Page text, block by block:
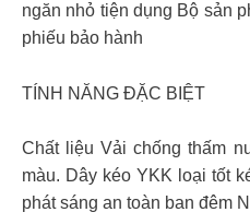
ngăn nhỏ tiện dụng Bộ sản
phiếu bảo hành
TÍNH NĂNG ĐẶC BIỆT
Chất liệu Vải chống thấm
màu. Dây kéo YKK loại tốt
phát sáng an toàn ban đêm